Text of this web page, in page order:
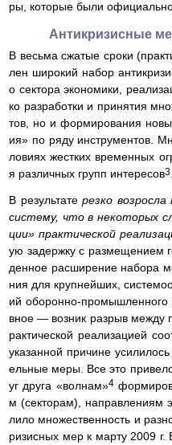
ры, которые были
Антикризисные
В весьма сжатые сроки
лен широкий набор
о сектора экономики,
ко разработки и принятия
тов, но и формирования
ия» по ряду инструментов.
ловиях жестких временных
я различных групп интересов3.
В результате резко
систему, что в некоторых
ции» практической
ую задержку с размещением
денное расширение набора
ния для крупнейших,
ий оборонно-
вное — возник разрыв между
рактической реализацией
указанной причине
ельные меры. Все это
уг друга «волнам»4
м (секторам), направлениям
лило множественность и
ризисных мер к марту 2009